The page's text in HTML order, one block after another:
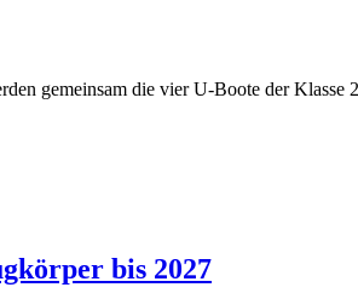
gemeinsam die vier U-Boote der
bis 2027